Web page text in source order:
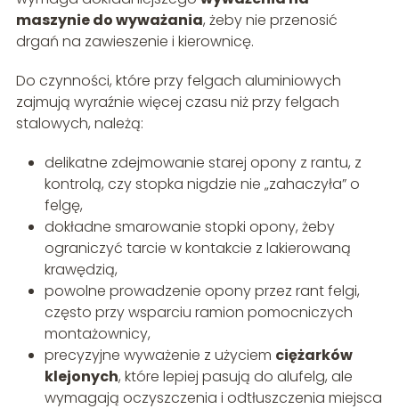
maszynie do wyważania, żeby nie przenosić
drgań na zawieszenie i kierownicę.
Do czynności, które przy felgach aluminiowych
zajmują wyraźnie więcej czasu niż przy felgach
stalowych, należą:
delikatne zdejmowanie starej opony z rantu, z
kontrolą, czy stopka nigdzie nie „zahaczyła” o
felgę,
dokładne smarowanie stopki opony, żeby
ograniczyć tarcie w kontakcie z lakierowaną
krawędzią,
powolne prowadzenie opony przez rant felgi,
często przy wsparciu ramion pomocniczych
montażownicy,
precyzyjne wyważenie z użyciem ciężarków
klejonych, które lepiej pasują do alufelg, ale
wymagają oczyszczenia i odtłuszczenia miejsca